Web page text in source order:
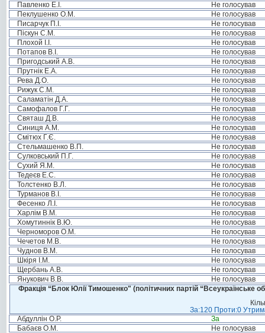
Павленко Е.І.
Не голосував
Пеклушенко О.М.
Не голосував
Писарчук П.І.
Не голосував
Піскун С.М.
Не голосував
Плохой І.І.
Не голосував
Потапов В.І.
Не голосував
Пригодський А.В.
Не голосував
Прутнік Е.А.
Не голосував
Рева Д.О.
Не голосував
Рижук С.М.
Не голосував
Саламатін Д.А.
Не голосував
Самофалов Г.Г.
Не голосував
Святаш Д.В.
Не голосував
Синиця А.М.
Не голосував
Смітюх Г.Є.
Не голосував
Стельмашенко В.П.
Не голосував
Сулковський П.Г.
Не голосував
Сухий Я.М.
Не голосував
Тедеєв Е.С.
Не голосував
Толстенко В.Л.
Не голосував
Турманов В.І.
Не голосував
Фесенко Л.І.
Не голосував
Харлім В.М.
Не голосував
Хомутиннік В.Ю.
Не голосував
Черноморов О.М.
Не голосував
Чечетов М.В.
Не голосував
Чуднов В.М.
Не голосував
Шкіря І.М.
Не голосував
Щербань А.В.
Не голосував
Янукович В.В.
Не голосував
Фракція “Блок Юлії Тимошенко" (політичних партій “Всеукраїнське
За:120 Проти:0
Абдуллін О.Р.
За
Бабаєв О.М.
Не голосував